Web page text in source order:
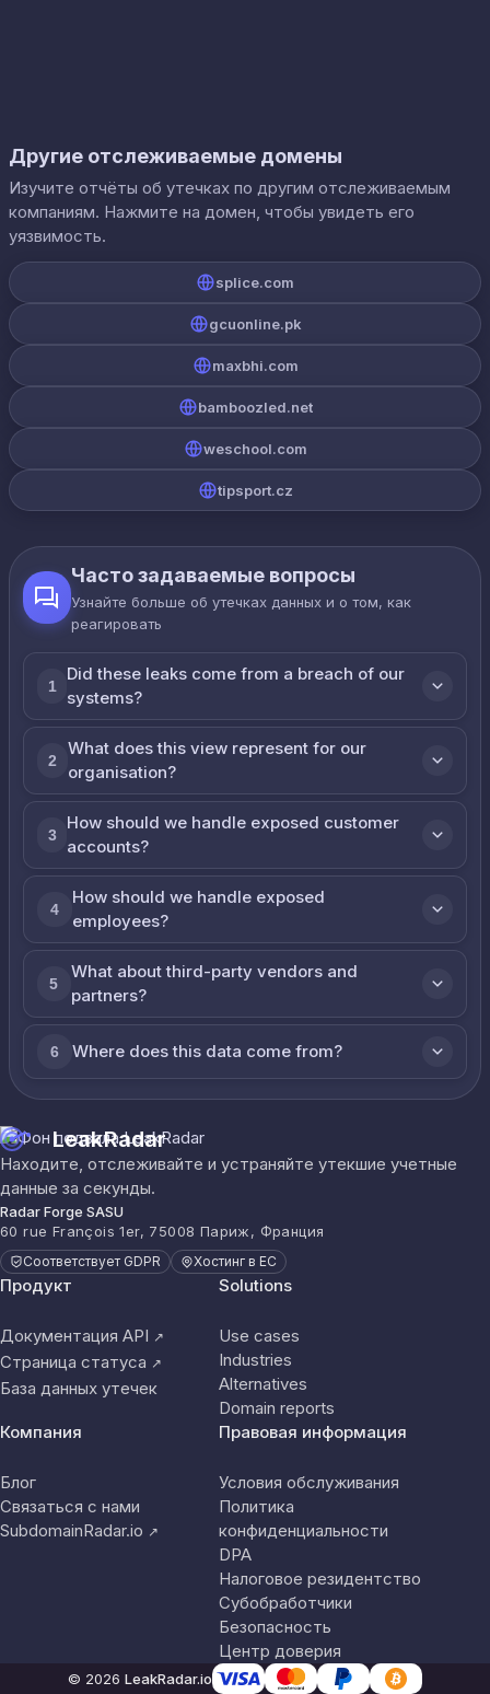
Другие отслеживаемые домены
Изучите отчёты об утечках по другим отслеживаемым
компаниям. Нажмите на домен, чтобы увидеть его
уязвимость.
splice.com
gcuonline.pk
maxbhi.com
bamboozled.net
weschool.com
tipsport.cz
Часто задаваемые вопросы
Узнайте больше об утечках данных и о том, как
реагировать
1
Did these leaks come from a breach of our
systems?
2
What does this view represent for our
organisation?
3
How should we handle exposed customer
accounts?
4
How should we handle exposed
employees?
5
What about third-party vendors and
partners?
6 Where does this data come from?
LeakRadar
Находите, отслеживайте и устраняйте утекшие учетные
данные за секунды.
Radar Forge SASU
60 rue François 1er, 75008 Париж, Франция
Соответствует GDPR Хостинг в ЕС
Продукт
Документация API ↗
Страница статуса ↗
База данных утечек
Solutions
Use cases
Industries
Alternatives
Domain reports
Компания
Блог
Связаться с нами
SubdomainRadar.io ↗
Правовая информация
Условия обслуживания
Политика
конфиденциальности
DPA
Налоговое резидентство
Субобработчики
Безопасность
Центр доверия
© 2026 LeakRadar.io